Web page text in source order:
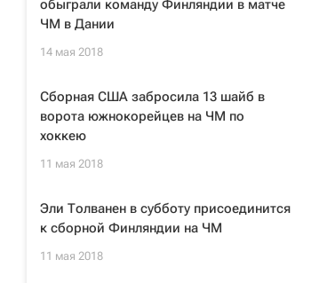
обыграли команду Финляндии в матче
ЧМ в Дании
14 мая 2018
Сборная США забросила 13 шайб в
ворота южнокорейцев на ЧМ по
хоккею
11 мая 2018
Эли Толванен в субботу присоединится
к сборной Финляндии на ЧМ
11 мая 2018